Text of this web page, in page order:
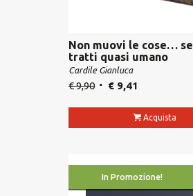
Non muovi le cose…
tratti quasi umano
Cardile Gianluca
€9,90 €9,41
Acquista
In Promozione!